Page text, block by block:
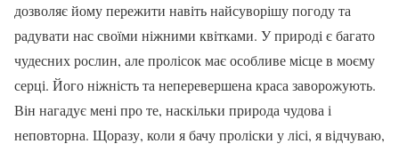
дозволяє йому пережити навіть найсуворішу погоду та
радувати нас своїми ніжними квітками. У природі є багато
чудесних рослин, але пролісок має особливе місце в моєму
серці. Його ніжність та неперевершена краса заворожують.
Він нагадує мені про те, наскільки природа чудова і
неповторна. Щоразу, коли я бачу проліски у лісі, я відчуваю,